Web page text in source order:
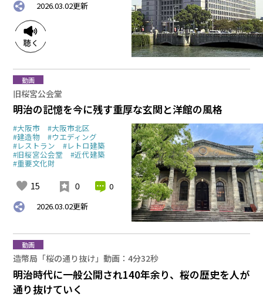
2026.03.02更新
旧桜宮公会堂
明治の記憶を今に残す重厚な玄関と洋館の風格
#大阪市 #大阪市北区
#建造物 #ウエディング
#レストラン #レトロ建築
#旧桜宮公会堂 #近代建築
#重要文化財
15 0
0
2026.03.02更新
動画
造幣局「桜の通り抜け」動画：4分32秒
明治時代に一般公開され140年余り、桜の歴史を人が
通り抜けていく
動画